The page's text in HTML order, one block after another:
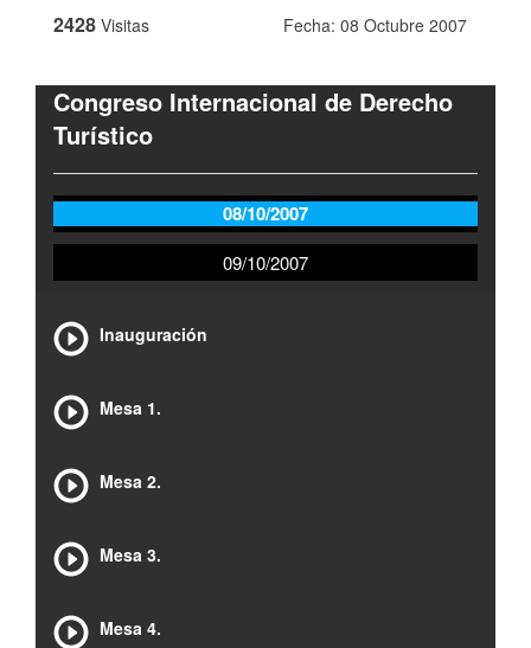
2428 Visitas Fecha: 08 Octubre 2007
Congreso Internacional de Derecho
Turístico
08/10/2007
09/10/2007
Inauguración
Mesa 1.
Mesa 2.
Mesa 3.
Mesa 4.